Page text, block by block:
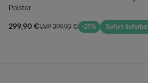
Polster
299,90 €UVP 399,90 € -25% Sofort lieferbar